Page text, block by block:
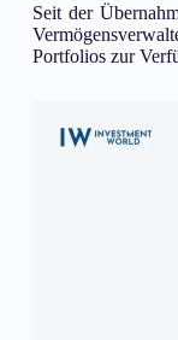
Seit der
Portfolios zur